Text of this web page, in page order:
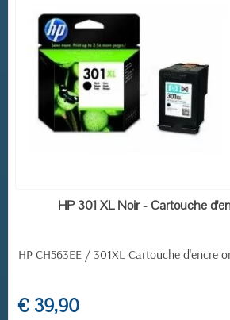
RUPTURE DE STOCK
HP 301 XL Noir - Cartouche
HP CH563EE / 301XL Cartouche d'encre
€ 39,90